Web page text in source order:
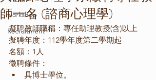
workshop
Recruitment
師一名 (諮商心理學)
擬聘教師職稱：專任助理教授(含)以上
擬聘年度：112學年度第二學期起
名額：1人
徵聘條件：
具博士學位。